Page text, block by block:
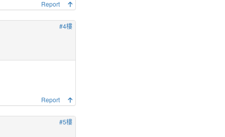
Report
#4樓
Report
#5樓